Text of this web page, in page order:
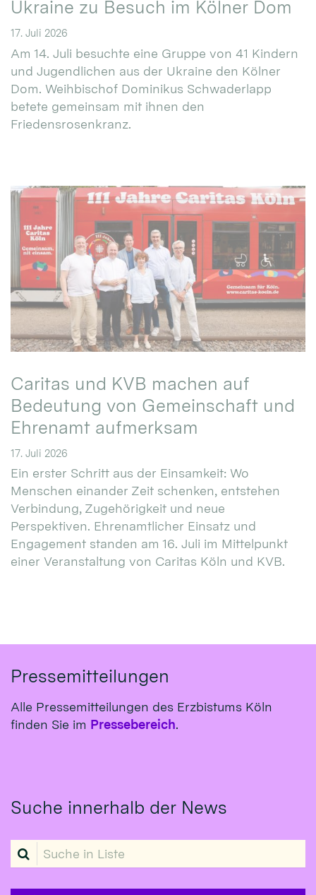
Ukraine zu Besuch im Kölner Dom
17. Juli 2026
Am 14. Juli besuchte eine Gruppe von 41 Kindern
und Jugendlichen aus der Ukraine den Kölner
Dom. Weihbischof Dominikus Schwaderlapp
betete gemeinsam mit ihnen den
Friedensrosenkranz.
Caritas und KVB machen auf
Bedeutung von Gemeinschaft und
Ehrenamt aufmerksam
17. Juli 2026
Ein erster Schritt aus der Einsamkeit: Wo
Menschen einander Zeit schenken, entstehen
Verbindung, Zugehörigkeit und neue
Perspektiven. Ehrenamtlicher Einsatz und
Engagement standen am 16. Juli im Mittelpunkt
einer Veranstaltung von Caritas Köln und KVB.
Pressemitteilungen
Alle Pressemitteilungen des Erzbistums Köln
finden Sie im Pressebereich.
Suche innerhalb der News
Suche in Liste